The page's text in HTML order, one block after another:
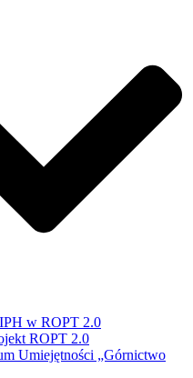
w ROPT 2.0
ROPT 2.0
Umiejętności „Górnictwo